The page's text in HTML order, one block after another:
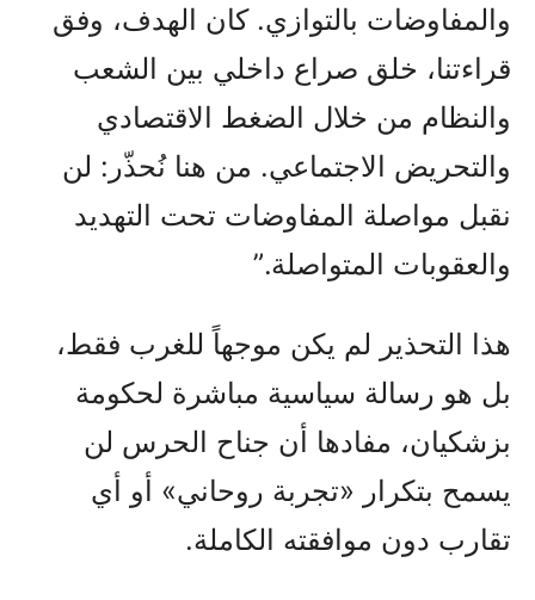
والمفاوضات بالتوازي. كان الهدف، وفق
قراءتنا، خلق صراع داخلي بين الشعب
والنظام من خلال الضغط الاقتصادي
والتحريض الاجتماعي. من هنا نُحذّر: لن
نقبل مواصلة المفاوضات تحت التهديد
والعقوبات المتواصلة.”
هذا التحذير لم يكن موجهاً للغرب فقط،
بل هو رسالة سياسية مباشرة لحكومة
بزشكيان، مفادها أن جناح الحرس لن
يسمح بتكرار «تجربة روحاني» أو أي
تقارب دون موافقته الكاملة.